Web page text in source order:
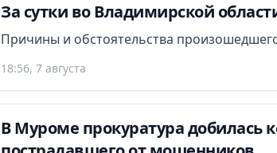
За сутки во Владимирской
Причины и обстоятельства
18:56, 7 августа
В Муроме прокуратура добилась